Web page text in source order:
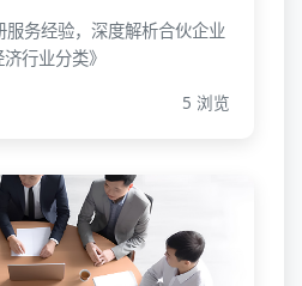
务经验，深度解析合伙企业
行业分类》
5 浏览